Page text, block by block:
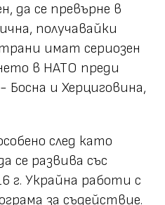
да се превърне в
получавайки
имат сериозен
в НАТО преди
и Херциговина,
след като
се развива със
г. Украйна работи с
за съдействие.